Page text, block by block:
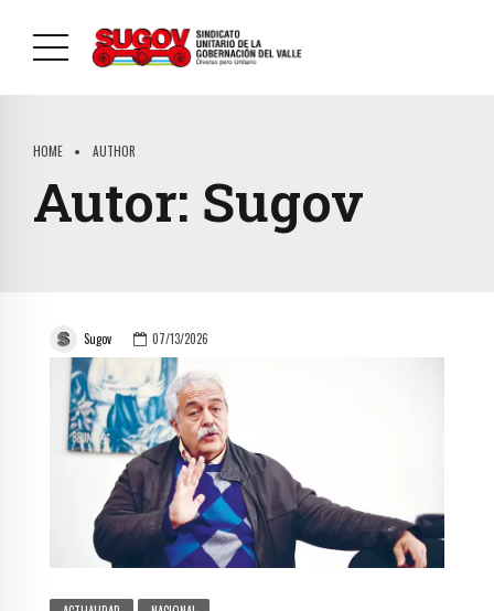
HOME AUTHOR
Autor: Sugov
Sugov 07/13/2026